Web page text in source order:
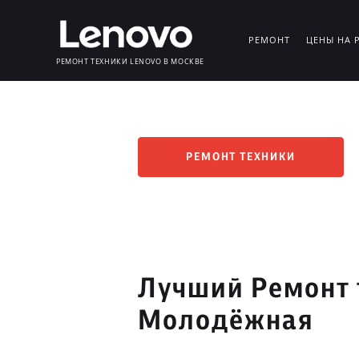
РЕМОНТ ТЕХНИКИ LENOVO В МОСКВЕ
РЕМОНТ ЦЕНЫ НА
РЕМОНТ ТЕХНИКИ
Лучший Ремонт
Молодёжная